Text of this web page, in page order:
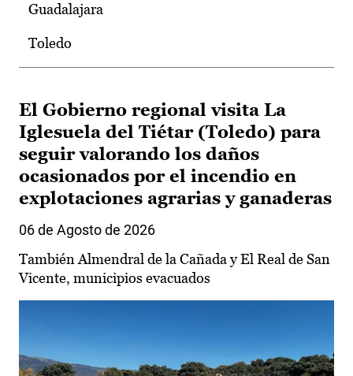
Guadalajara
Toledo
El Gobierno regional visita La
Iglesuela del Tiétar (Toledo) para
seguir valorando los daños
ocasionados por el incendio en
explotaciones agrarias y ganaderas
06 de Agosto de 2026
También Almendral de la Cañada y El Real de San
Vicente, municipios evacuados